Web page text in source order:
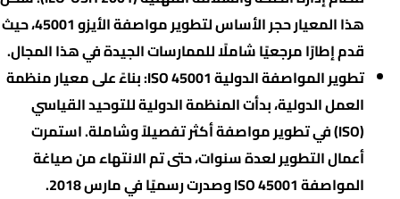
هذا المعيار حجر الأساس لتطوير مواصفة الأيزو 45001، حيث
قدم إطارًا مرجعيًا شاملًا للممارسات الجيدة في هذا المجال.
تطوير المواصفة الدولية ISO 45001: بناءً على معيار منظمة
العمل الدولية، بدأت المنظمة الدولية للتوحيد القياسي
(ISO) في تطوير مواصفة أكثر تفصيلاً وشاملة. استمرت
أعمال التطوير لعدة سنوات، حتى تم الانتهاء من صياغة
المواصفة ISO 45001 وصدرت رسميًا في مارس 2018.